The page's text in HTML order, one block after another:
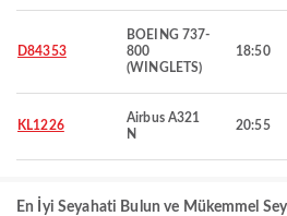
D84353
BOEING 737-
800
(WINGLETS)
18:50
KL1226
Airbus A321
N
20:55
En İyi Seyahati Bulun ve Mükemmel